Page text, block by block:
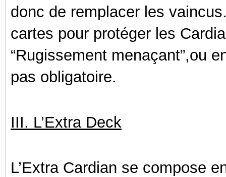
donc de remplacer les
cartes pour protéger les
“Rugissement menaçant”,ou
pas obligatoire.
III. L’Extra Deck
L’Extra Cardian se compose